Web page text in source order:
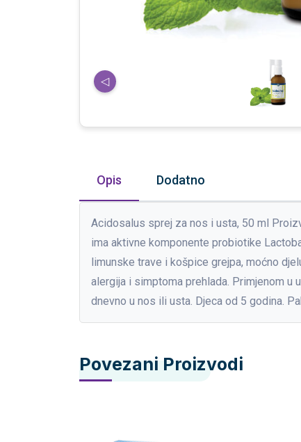
◁
Opis Dodatno
Acidosalus sprej za nos i usta, 50 ml
ima aktivne komponente probiotike
limunske trave i košpice grejpa, moćno
alergija i simptoma prehlada. Primjenom u
dnevno u nos ili usta. Djeca od 5 godina.
Povezani Proizvodi